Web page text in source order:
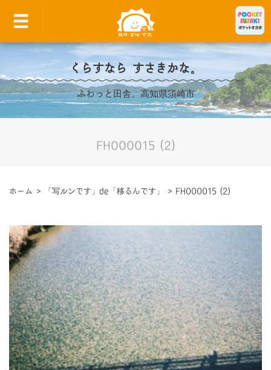
くらすなら すさきかな。
ふわっと田舎。高知県須崎市
FH000015 (2)
ホーム > 「写ルンです」de「移るんです」 > FH000015 (2)